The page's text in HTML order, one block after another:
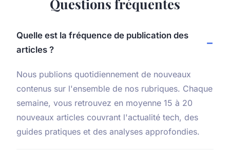
Questions fréquentes
Quelle est la fréquence de publication des
articles ?
Nous publions quotidiennement de nouveaux
contenus sur l'ensemble de nos rubriques. Chaque
semaine, vous retrouvez en moyenne 15 à 20
nouveaux articles couvrant l'actualité tech, des
guides pratiques et des analyses approfondies.